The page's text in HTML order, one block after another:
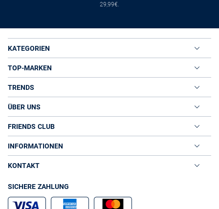
29,99€.
KATEGORIEN
TOP-MARKEN
TRENDS
ÜBER UNS
FRIENDS CLUB
INFORMATIONEN
KONTAKT
SICHERE ZAHLUNG